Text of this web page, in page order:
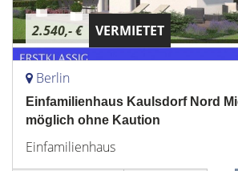
2.540,- € VERMIETET
Berlin
Einfamilienhaus Kaulsdorf Nord
möglich ohne Kaution
Einfamilienhaus